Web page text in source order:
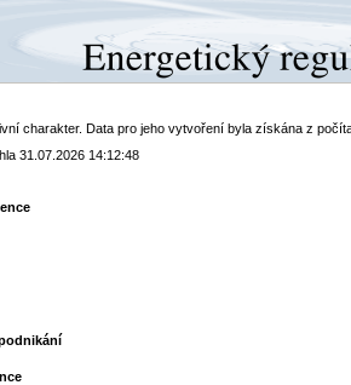
charakter. Data pro jeho vytvoření byla získána z
31.07.2026 14:12:48